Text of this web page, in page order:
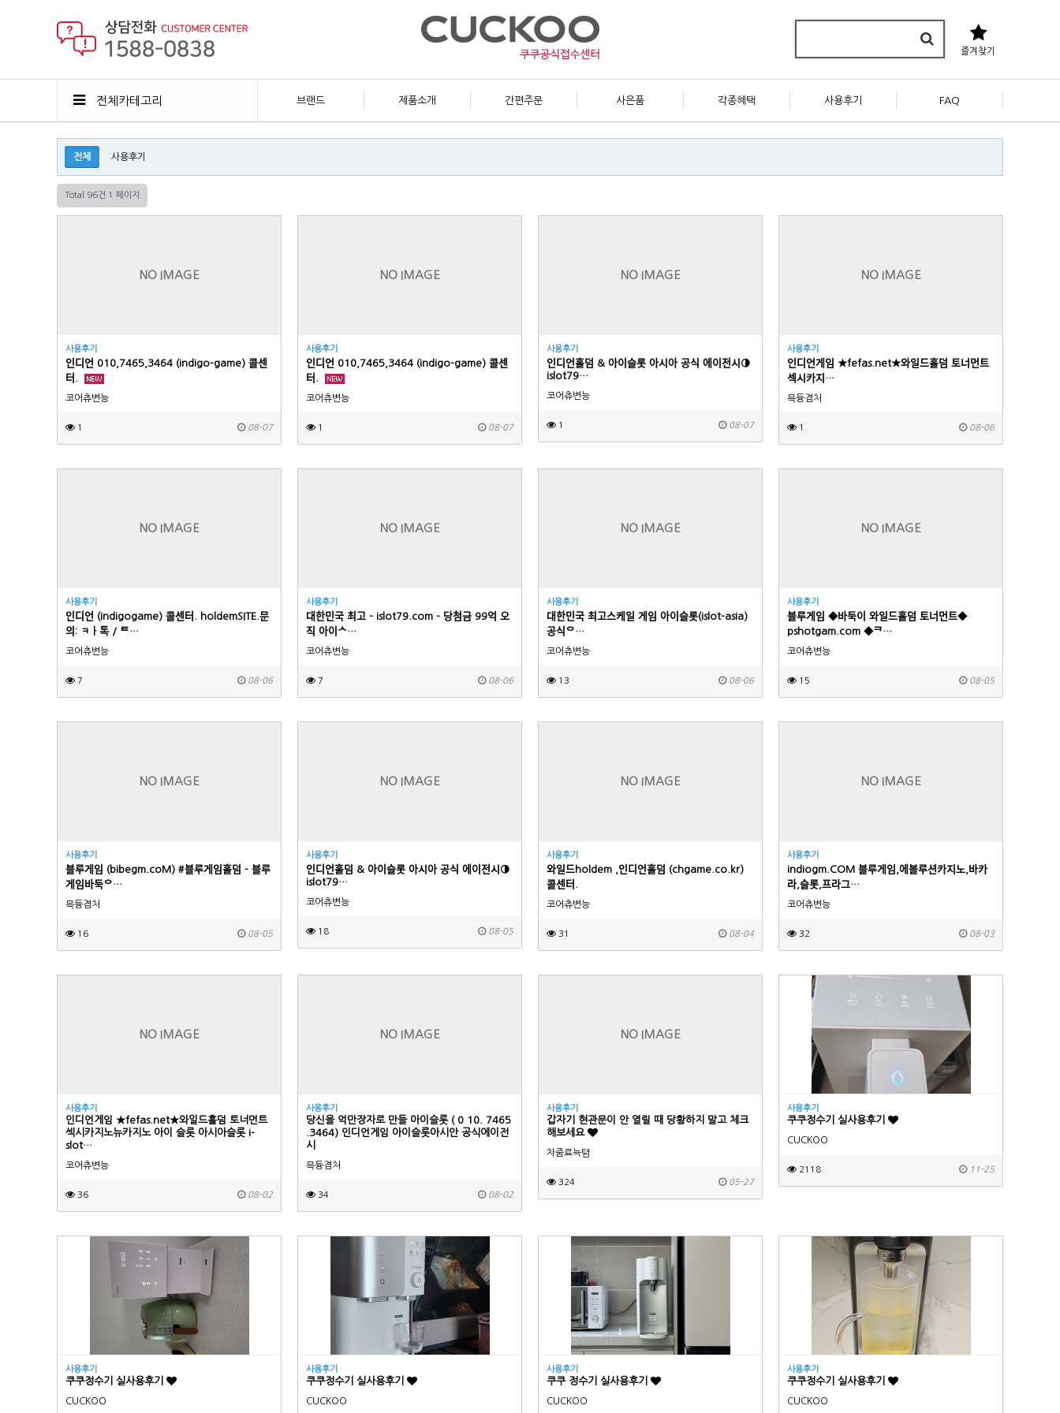
즐겨찾기
전체카테고리 브랜드 제품소개 간편주문 사은품 각종혜택 사용후기 FAQ
전체 사용후기
Total 96건 1 페이지
NO IMAGE
사용후기
인디언 010,7465,3464 (indigo-game) 콜센
터.
코어츄변능
1 08-07
NO IMAGE
사용후기
인디언 010,7465,3464 (indigo-game) 콜센
터.
코어츄변능
1 08-07
NO IMAGE
사용후기
인디언홀덤 & 아이슬롯 아시아 공식 에이전시◑
islot79…
코어츄변능
1 08-07
NO IMAGE
사용후기
인디언게임 ★fefas.net★와일드홀덤 토너먼트
섹­시카­지…
믁듕겸처
1 08-06
NO IMAGE
사용후기
인디언 (indigogame) 콜센터. holdemSITE.문
의: ㅋㅏ톡 / ᄐ…
코어츄변능
7 08-06
NO IMAGE
사용후기
대한민국 최고 - islot79.com - 당첨금 99억 오
직 아이ᄉ…
코어츄변능
7 08-06
NO IMAGE
사용후기
대한민국 최고스케일 게임 아이슬롯(islot-asia)
공식ᄋ…
코어츄변능
13 08-06
NO IMAGE
사용후기
블루게임 ◆바둑이 와일드홀덤 토너먼트◆
pshotgam.com ◆ᄏ…
코어츄변능
15 08-05
NO IMAGE
사용후기
블루게임 (bibegm.coM) #블루게임홀덤 - 블루
게임바둑ᄋ…
믁듕겸처
16 08-05
NO IMAGE
사용후기
인디언홀덤 & 아이슬롯 아시아 공식 에이전시◑
islot79…
코어츄변능
18 08-05
NO IMAGE
사용후기
와일드holdem ,인디언홀덤 (chgame.co.kr)
콜센터.
코어츄변능
31 08-04
NO IMAGE
사용후기
indiogm.COM 블루게임,에볼루션카지노,바카
라,슬롯,프라그…
코어츄변능
32 08-03
NO IMAGE
사용후기
인디언게임 ★fefas.net★와일드홀덤 토너먼트
섹­시카­지노뉴카­지노 아이 슬롯 아시아슬­롯 i-
slot…
코어츄변능
36 08-02
NO IMAGE
사용후기
당신을 억만장자로 만들 아이슬롯 ( 0 10. 7465
.3464) 인디언게임 아이슬롯아시안 공식에이전
시
믁듕겸처
34 08-02
NO IMAGE
사용후기
갑자기 현관문이 안 열릴 때 당황하지 말고 체크
해보세요
차줌료늑텸
324 05-27
사용후기
쿠쿠정수기 실사용후기
CUCKOO
2118 11-25
사용후기
쿠쿠정수기 실사용후기
CUCKOO
사용후기
쿠쿠정수기 실사용후기
CUCKOO
사용후기
쿠쿠 정수기 실사용후기
CUCKOO
사용후기
쿠쿠정수기 실사용후기
CUCKOO